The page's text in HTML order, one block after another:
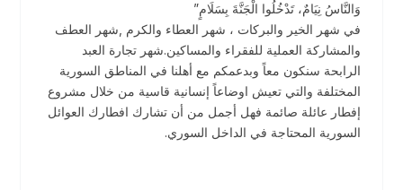
وَالنَّاسُ نِيَامٌ، تَدْخُلُوا الْجَنَّةَ بِسَلَامٍ”
في شهر الخير والبركات ، شهر العطاء والكرم ,شهر العطف
والمشاركة العملية للفقراء والمساكين.شهر تجارة العبد
الرابحة سنكون معاً وبدعمكم مع أهلنا في المناطق السورية
المختلفة والتي تعيش اوضاعاً إنسانية قاسية من خلال مشروع
إفطار عائلة صائمة فهل أجمل من أن تشارك افطارك العوائل
السورية المحتاجة في الداخل السوري.